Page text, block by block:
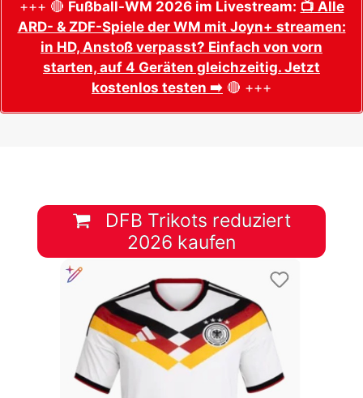
+++ 🔴 Fußball-WM 2026 im Livestream: 📺 Alle
ARD- & ZDF-Spiele der WM mit Joyn+ streamen:
in HD, Anstoß verpasst? Einfach von vorn
starten, auf 4 Geräten gleichzeitig. Jetzt
kostenlos testen ➡️ 🔴 +++
DFB Trikots reduziert
2026 kaufen